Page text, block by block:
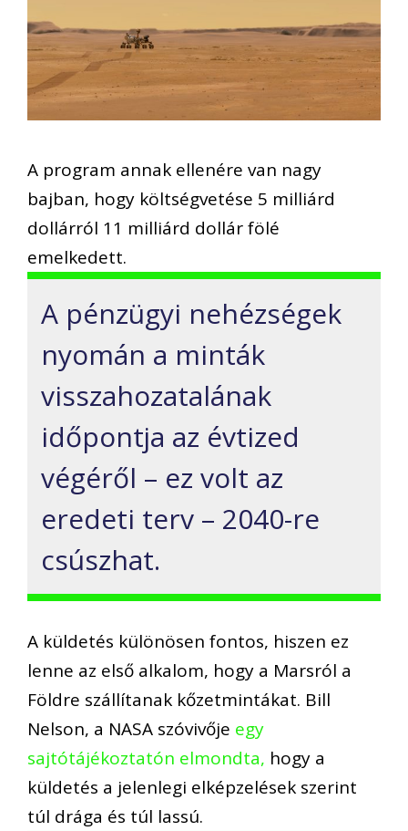
A program annak ellenére van nagy
bajban, hogy költségvetése 5 milliárd
dollárról 11 milliárd dollár fölé
emelkedett.
A pénzügyi nehézségek
nyomán a minták
visszahozatalának
időpontja az évtized
végéről – ez volt az
eredeti terv – 2040-re
csúszhat.
A küldetés különösen fontos, hiszen ez
lenne az első alkalom, hogy a Marsról a
Földre szállítanak kőzetmintákat. Bill
Nelson, a NASA szóvivője egy
sajtótájékoztatón elmondta, hogy a
küldetés a jelenlegi elképzelések szerint
túl drága és túl lassú.